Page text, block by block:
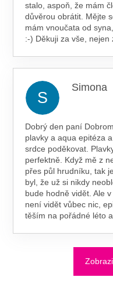
stalo, aspoň, že mám
důvěrou obrátit. Mějte
mám vnoučata od
:-) Děkuji za vše, nejen
S
Simona
Dobrý den paní
plavky a aqua epitéza
srdce poděkovat.
perfektně. Když mě z
přes půl hrudníku, tak
byl, že už si nikdy
bude hodně vidět. Ale
není vidět vůbec nic,
těším na pořádné léto